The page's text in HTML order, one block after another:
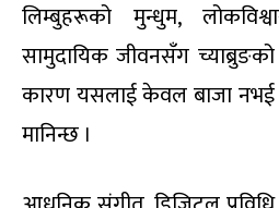
लिम्बुहरूको मुन्धुम,
सामुदायिक जीवनसँग
कारण यसलाई केवल बाजा नभई
मानिन्छ ।